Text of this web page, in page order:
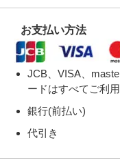
お支払い方法
JCB、VISA、
ードはすべてご利用
銀行(前払い)
代引き